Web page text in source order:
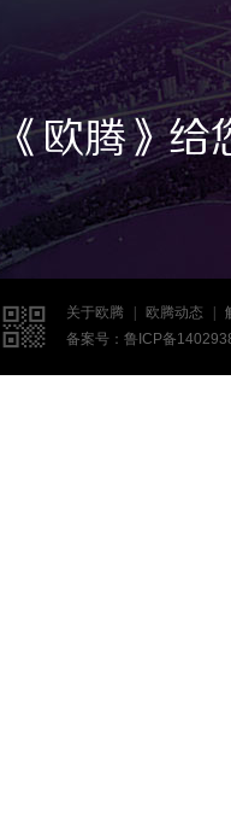
《欧腾》
 关于欧腾 欧腾动态
备案号： 鲁ICP备